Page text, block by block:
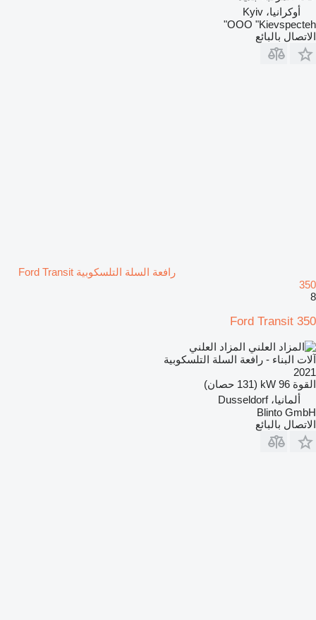
أوكرانيا، Kyiv
OOO "Kievspecteh"
الاتصال بالبائع
رافعة السلة التلسكوبية Ford Transit
350
8
Ford Transit 350
المزاد العلني
آلات البناء - رافعة السلة التلسكوبية
2021
القوة 96 kW (131 حصان)
ألمانيا، Dusseldorf
Blinto GmbH
الاتصال بالبائع